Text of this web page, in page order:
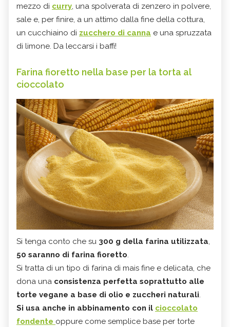
mezzo di curry, una spolverata di zenzero in polvere,
sale e, per finire, a un attimo dalla fine della cottura,
un cucchiaino di zucchero di canna e una spruzzata
di limone. Da leccarsi i baffi!
Farina fioretto nella base per la torta al
cioccolato
Si tenga conto che su 300 g della farina utilizzata,
50 saranno di farina fioretto.
Si tratta di un tipo di farina di mais fine e delicata, che
dona una consistenza perfetta soprattutto alle
torte vegane a base di olio e zuccheri naturali.
Si usa anche in abbinamento con il cioccolato
fondente oppure come semplice base per torte